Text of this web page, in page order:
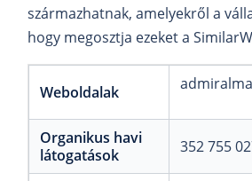
származhatnak, amelyekről a
hogy megosztja ezeket a
Weboldalak
Organikus havi
látogatások
352 755